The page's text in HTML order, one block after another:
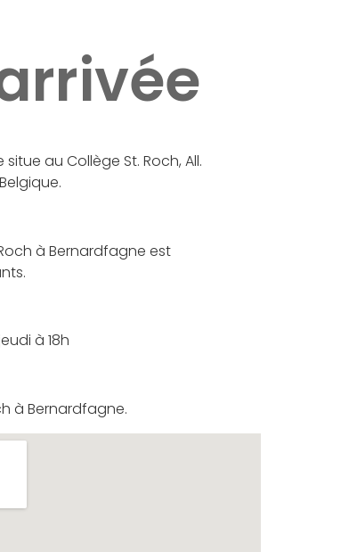
au Collège St. Roch, All.
à Bernardfagne est
à 18h
à Bernardfagne.